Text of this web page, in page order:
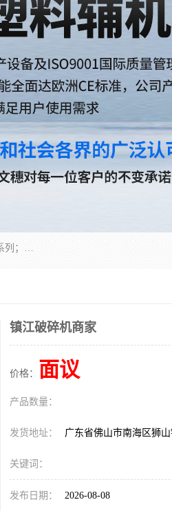
佛山文穗智能装备有限公司专业生产：机械手自动化系列；塑料粉碎机回收系列；塑料混色机系列；温度控制系列：模温机，冷水机；供料输送系列：中央供料系统，欧化/独立式吸料机，分体式吸料机；整机保修一年，易损件除外。
镇江破碎机商家
价格： 面议
产品数量：
发货地址： 广东省佛山市南海区狮
关键词：
发布日期： 2026-08-08